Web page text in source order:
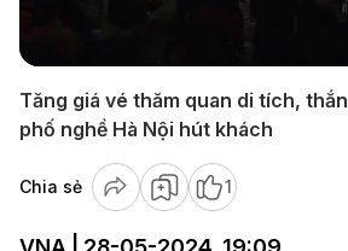
Tăng giá vé thăm quan di tích,
phố nghề Hà Nội hút khách
Chia sẻ 1